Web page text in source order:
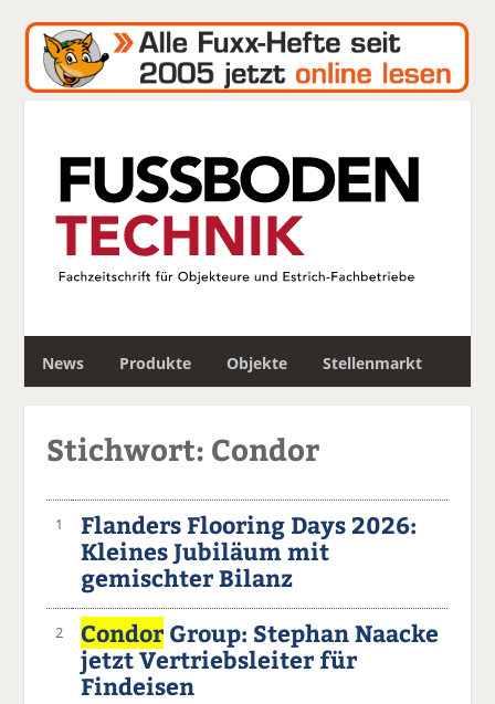
News Produkte Objekte Stellenmarkt
c
Stichwort: Condor
1
Flanders Flooring Days 2026:
Kleines Jubiläum mit
gemischter Bilanz
2 Condor Group: Stephan Naacke
jetzt Vertriebsleiter für
Findeisen